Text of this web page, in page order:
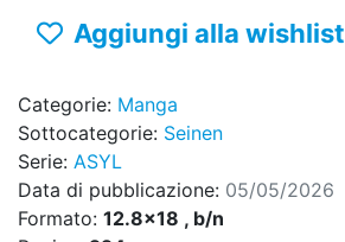
Aggiungi alla wishlist
Categorie: Manga
Sottocategorie: Seinen
Serie: ASYL
Data di pubblicazione: 05/05/2026
Formato: 12.8x18 , b/n